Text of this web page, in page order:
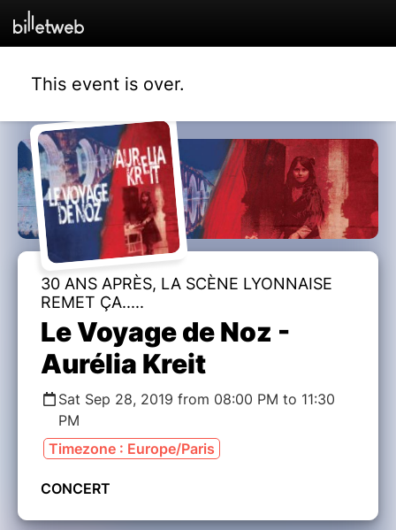
This event is over.
30 ANS APRÈS, LA SCÈNE LYONNAISE
REMET ÇA.....
Le Voyage de Noz -
Aurélia Kreit
Sat Sep 28, 2019 from 08:00 PM to 11:30
PM
Timezone : Europe/Paris
CONCERT